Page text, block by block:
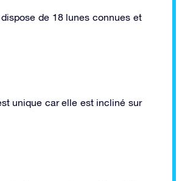
de 18 lunes connues et
unique car elle est incliné sur